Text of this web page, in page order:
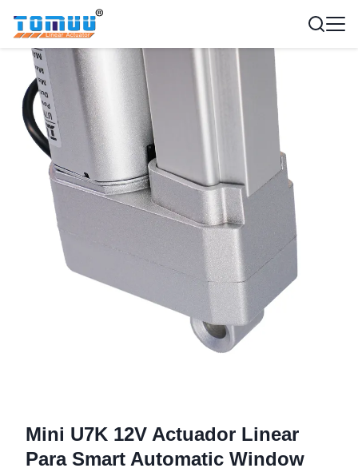
Mini U7K 12V Actuador Linear
Para Smart Automatic Window